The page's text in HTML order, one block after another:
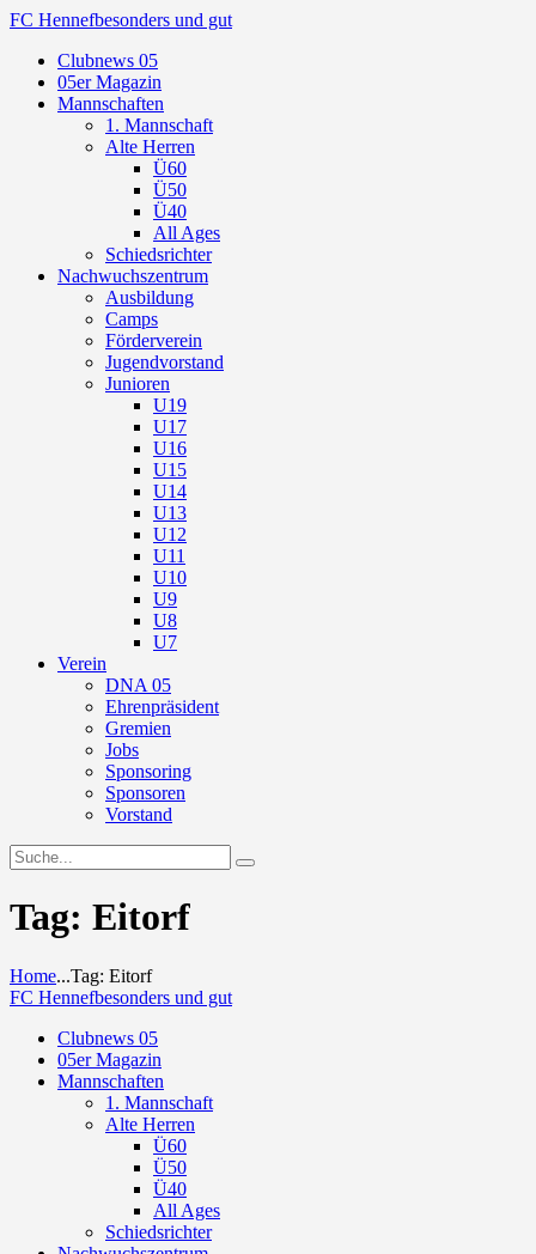
FC Hennefbesonders und gut
Clubnews 05
05er Magazin
Mannschaften
1. Mannschaft
Alte Herren
Ü60
Ü50
Ü40
All Ages
Schiedsrichter
Nachwuchszentrum
Ausbildung
Camps
Förderverein
Jugendvorstand
Junioren
U19
U17
U16
U15
U14
U13
U12
U11
U10
U9
U8
U7
Verein
DNA 05
Ehrenpräsident
Gremien
Jobs
Sponsoring
Sponsoren
Vorstand
Tag: Eitorf
Home...Tag: Eitorf
FC Hennefbesonders und gut
Clubnews 05
05er Magazin
Mannschaften
1. Mannschaft
Alte Herren
Ü60
Ü50
Ü40
All Ages
Schiedsrichter